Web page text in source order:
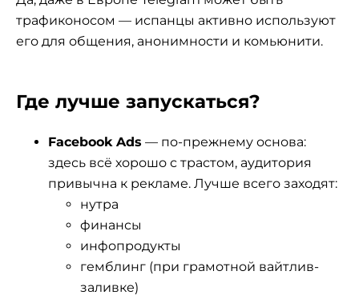
трафиконосом — испанцы активно используют
его для общения, анонимности и комьюнити.
Где лучше запускаться?
Facebook Ads — по-прежнему основа:
здесь всё хорошо с трастом, аудитория
привычна к рекламе. Лучше всего заходят:
нутра
финансы
инфопродукты
гемблинг (при грамотной вайтлив-
заливке)